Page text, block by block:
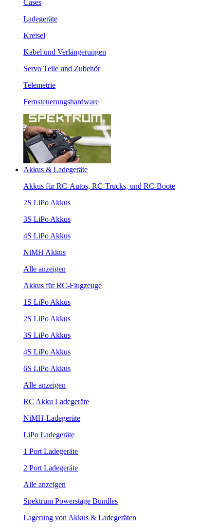
Cases
Ladegeräte
Kreisel
Kabel und Verlängerungen
Servo Teile und Zubehör
Telemetrie
Fernsteuerungshardware
Akkus & Ladegeräte
Akkus für RC-Autos, RC-Trucks, und RC-Boote
2S LiPo Akkus
3S LiPo Akkus
4S LiPo Akkus
NiMH Akkus
Alle anzeigen
Akkus für RC-Flugzeuge
1S LiPo Akkus
2S LiPo Akkus
3S LiPo Akkus
4S LiPo Akkus
6S LiPo Akkus
Alle anzeigen
RC Akku Ladegeräte
NiMH-Ladegeräte
LiPo Ladegeräte
1 Port Ladegeräte
2 Port Ladegeräte
Alle anzeigen
Spektrum Powerstage Bundles
Lagerung von Akkus & Ladegeräten